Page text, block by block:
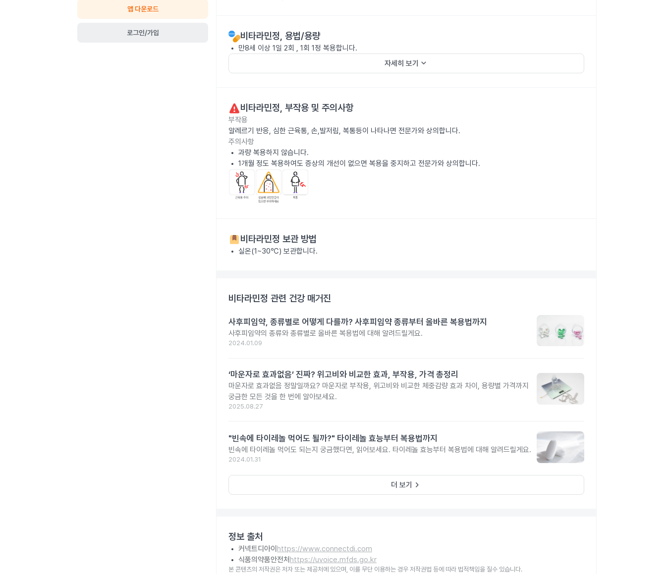
앱 다운로드
로그인/가입 비타라민정, 용법/용량
만8세 이상 1일 2회 , 1회 1정 복용합니다.
자세히 보기 keyboard_arrow_down
비타라민정, 부작용 및 주의사항
부작용
알레르기 반응, 심한 근육통, 손,발저림, 복통등이 나타나면 전문가와 상의합니다.
주의사항
과량 복용하지 않습니다.
1개월 정도 복용하여도 증상의 개선이 없으면 복용을 중지하고 전문가와 상의합니다.
비타라민정 보관 방법
실온(1~30℃) 보관합니다.
비타라민정 관련 건강 매거진
사후피임약, 종류별로 어떻게 다를까? 사후피임약 종류부터 올바른 복용법까지
사후피임약의 종류와 종류별로 올바른 복용법에 대해 알려드릴게요.
2024.01.09
‘마운자로 효과없음’ 진짜? 위고비와 비교한 효과, 부작용, 가격 총정리
마운자로 효과없음 정말일까요? 마운자로 부작용, 위고비와 비교한 체중감량 효과 차이, 용량별 가격까지
궁금한 모든 것을 한 번에 알아보세요.
2025.08.27
"빈속에 타이레놀 먹어도 될까?" 타이레놀 효능부터 복용법까지
빈속에 타이레놀 먹어도 되는지 궁금했다면, 읽어보세요. 타이레놀 효능부터 복용법에 대해 알려드릴게요.
2024.01.31
더 보기 keyboard_arrow_right
정보 출처
커넥트디아이 https://www.connectdi.com
식품의약품안전처 https://uvoice.mfds.go.kr
본 콘텐츠의 저작권은 저자 또는 제공처에 있으며, 이를 무단 이용하는 경우 저작권법 등에 따라 법적책임을 질수 있습니다.